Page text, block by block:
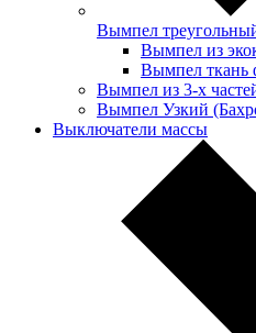
Вымпел
Вымпел из
Вымпел ткань
Вымпел из 3-х
Вымпел Узкий
Выключатели массы